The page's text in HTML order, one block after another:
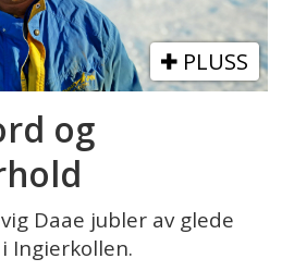
PLUSS
og
Daae jubler av glede
Ingierkollen.